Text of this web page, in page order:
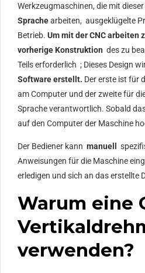
Werkzeugmaschinen, die mit dieser
Sprachearbeiten, ausgeklügelte
Betrieb. Um mit der CNC arbeiten
vorherige Konstruktion des zu
Teilserforderlich ; Dieses Design
Software erstellt. Der erste ist für
am Computer und der zweite für
Sprache verantwortlich. Sobald
auf den Computer der Maschine
Der Bediener kann manuell
Anweisungen für die Maschine
erledigen und sich an das erstellte
Warum eine
verwenden?